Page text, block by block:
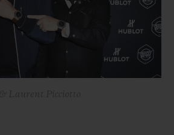
BIG BANG
PEACH CERAMIC
SPIRIT OF BIG
ESSENTIAL
EXKLUSIV